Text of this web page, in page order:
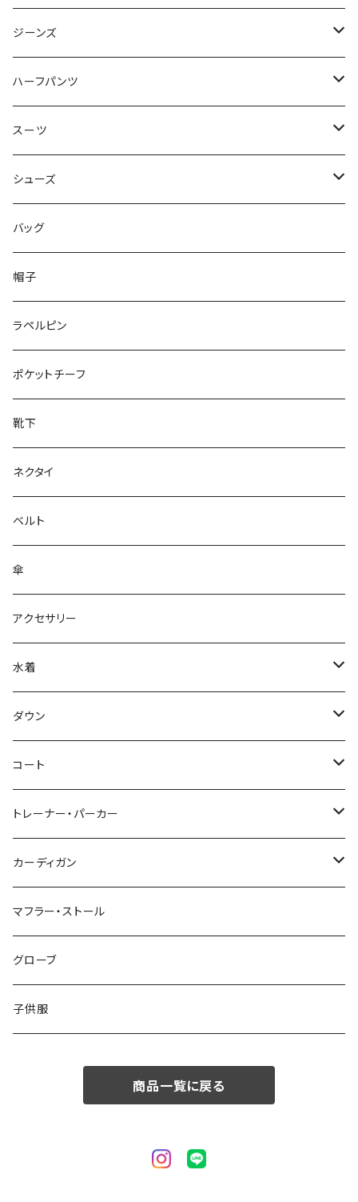
50/XL～
48/L
50/XL～
46/M
48/L
50/XL～
～44/S
46/M
48/L
50/XL～
ジーンズ
～44/S
46/M
48/L
50/XL～
ハーフパンツ
～44/S
46/M
48/L
50/XL～
スーツ
～44/S
46/M
48/L
50/XL～
シューズ
～25.5cm
26cm～
27cm～
28cm～
バッグ
帽子
ラペルピン
ポケットチーフ
靴下
ネクタイ
ベルト
傘
アクセサリー
水着
～44/S
46/M
48/L
50/XL～
ダウン
～44/S
46/M
48/L
50/XL～
コート
～44/S
46/M
48/L
50/XL～
トレーナー・パーカー
～44/S
46/M
48/L
50/XL～
カーディガン
～44/S
46/M
48/L
マフラー・ストール
グローブ
子供服
商品一覧に戻る